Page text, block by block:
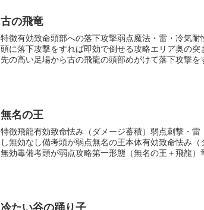
古の飛竜
特徴有効致命頭部への落下攻撃弱点魔法・雷・冷気
頭に落下攻撃をすれば即効で倒せる攻略エリア奥の
先の高い足場から古の飛龍の頭部めがけて落下攻撃を
無名の王
特徴飛龍有効致命怯み（ダメージ蓄積）弱点刺撃・
し無効なし備考頭が弱点無名の王本体有効致命怯み
無効毒備考頭が弱点攻略第一形態（無名の王＋飛龍）